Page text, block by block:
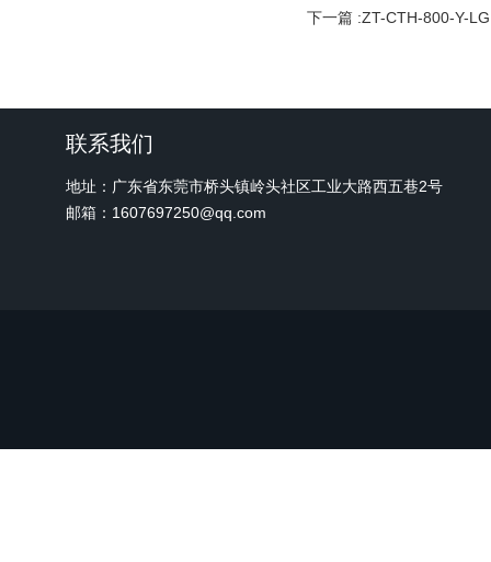
下一篇 :ZT-CTH-800-Y-
联系我们
地址：广东省东莞市桥头镇岭头社区工业大路西五巷2号
邮箱：1607697250@qq.com